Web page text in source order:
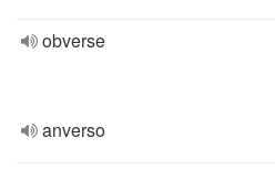
obverse
anverso